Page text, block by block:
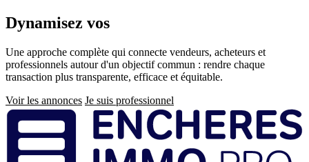
Dynamisez vos
Une approche complète qui connecte vendeurs, acheteurs et
professionnels autour d'un objectif commun : rendre chaque
transaction plus transparente, efficace et équitable.
Voir les annonces Je suis professionnel
Pied
de
page